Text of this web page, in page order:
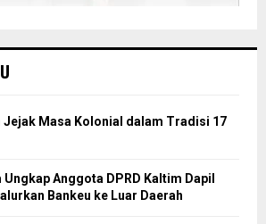
Jejak Masa Kolonial dalam Tradisi 17
Ungkap Anggota DPRD Kaltim Dapil
Bankeu ke Luar Daerah